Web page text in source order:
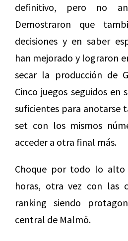
definitivo, pero no
Demostraron que
decisiones y en saber
han mejorado y lograron
secar la producción de
Cinco juegos seguidos en
suficientes para anotarse
set con los mismos
acceder a otra final más.
Choque por todo lo
horas, otra vez con las
ranking siendo
central de Malmö.